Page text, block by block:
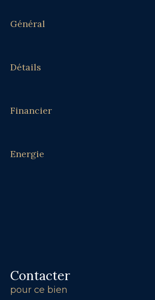
Général
Détails
Financier
Energie
Contacter
pour ce bien